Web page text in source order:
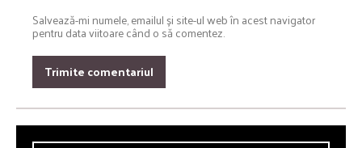
Salvează-mi numele, emailul și site-ul web în acest navigator
pentru data viitoare când o să comentez.